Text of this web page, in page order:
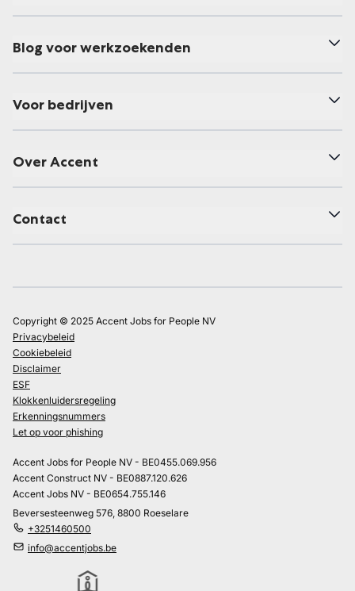
Blog voor werkzoekenden
Voor bedrijven
Over Accent
Contact
Copyright © 2025 Accent Jobs for People NV
Privacybeleid
Cookiebeleid
Disclaimer
ESF
Klokkenluidersregeling
Erkenningsnummers
Let op voor phishing
Accent Jobs for People NV - BE0455.069.956
Accent Construct NV - BE0887.120.626
Accent Jobs NV - BE0654.755.146
Beversesteenweg 576, 8800 Roeselare
+3251460500
info@accentjobs.be